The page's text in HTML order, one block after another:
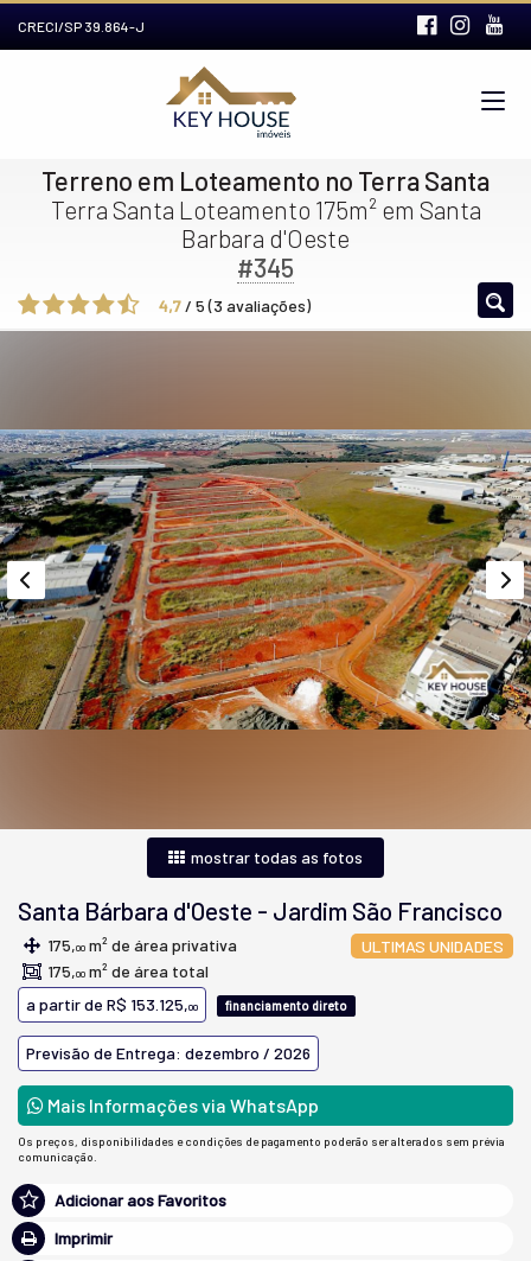
CRECI/SP 39.864-J
Terreno em Loteamento no Terra Santa
Terra Santa Loteamento 175m² em Santa
Barbara d'Oeste
#345
4,7 / 5(3 avaliações)
mostrar todas as fotos
Santa Bárbara d'Oeste - Jardim São Francisco
ULTIMAS UNIDADES
175,00 m² de área privativa
175,00 m² de área total
a partir de R$ 153.125,00 financiamento direto
Previsão de Entrega: dezembro / 2026
Mais Informações via WhatsApp
Os preços, disponibilidades e condições de pagamento poderão ser alterados sem prévia
comunicação.
Adicionar aos Favoritos
Imprimir